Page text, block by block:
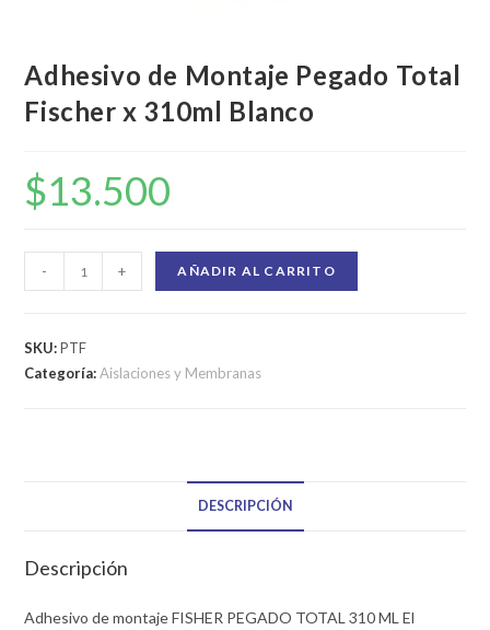
Adhesivo de Montaje Pegado Total
Fischer x 310ml Blanco
$13.500
- + AÑADIR AL CARRITO
SKU:PTF
Categoría:Aislaciones y Membranas
DESCRIPCIÓN
Descripción
Adhesivo de montaje FISHER PEGADO TOTAL 310 ML El